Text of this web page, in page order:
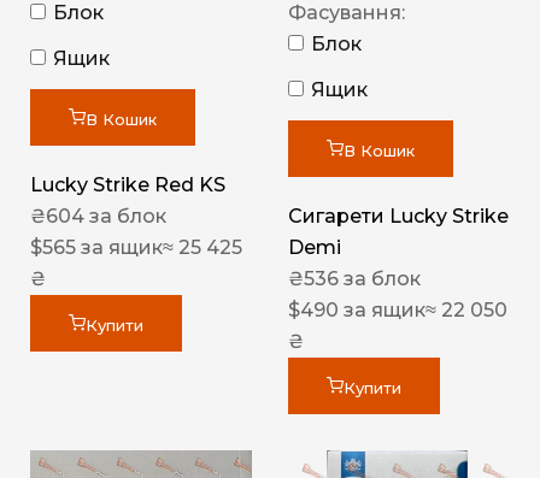
Блок
Ящик
В Кошик
Lucky Strike Red KS
₴604 за блок
$565 за ящик≈ 25 425
₴
Купити
Фасування:
Блок
Ящик
В Кошик
Сигарети Lucky Strike
Demi
₴536 за блок
$490 за ящик≈ 22 050
₴
Купити